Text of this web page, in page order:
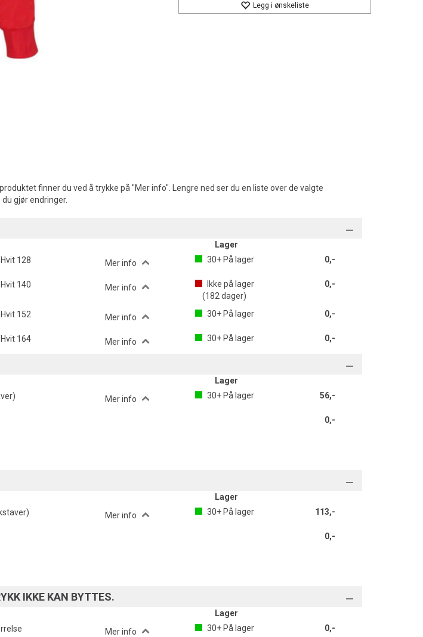
Legg i ønskeliste
finner du ved å trykke på "Mer info". Lengre ned ser du en liste over de valgte
gjør endringer.
Lager
128
Mer info 30+På lager 0,-
140 Mer info
Ikke på lager
(182 dager)
0,-
152 Mer info 30+På lager 0,-
164 Mer info 30+På lager 0,-
Lager
Mer info 30+På lager 56,-
0,-
Lager
Mer info 30+På lager 113,-
0,-
IKKE KAN BYTTES.
Lager
Mer info 30+På lager 0,-